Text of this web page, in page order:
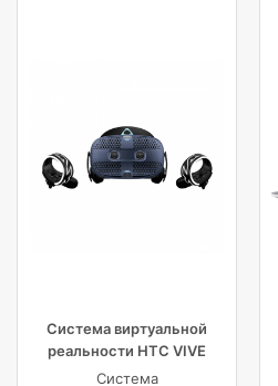
Система виртуальной
реальности HTC VIVE
Cosmos
Система